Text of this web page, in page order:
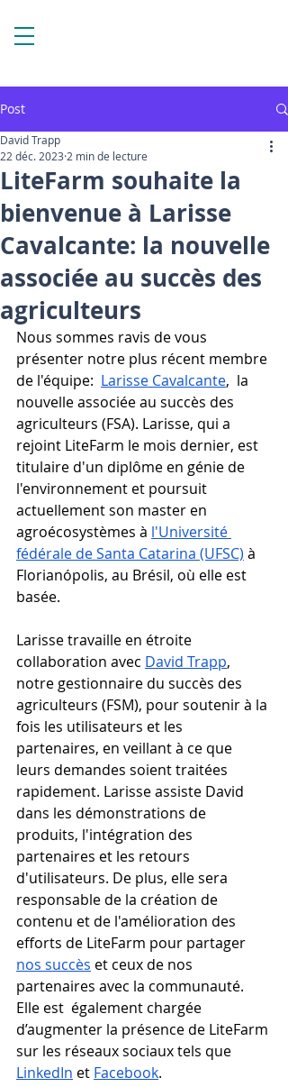
Post
LiteFarm souhaite la
bienvenue à Larisse
Cavalcante: la nouvelle
associée au succès des
agriculteurs
David Trapp
22 déc. 2023 2 min de lecture
Nous sommes ravis de vous
présenter notre plus récent membre
de l'équipe: Larisse Cavalcante,  la
nouvelle associée au succès des
agriculteurs (FSA). Larisse, qui a
rejoint LiteFarm le mois dernier, est
titulaire d'un diplôme en génie de
l'environnement et poursuit
actuellement son master en
agroécosystèmes à l'Université
fédérale de Santa Catarina (UFSC) à
Florianópolis, au Brésil, où elle est
basée.
Larisse travaille en étroite
collaboration avec David Trapp,
notre gestionnaire du succès des
agriculteurs (FSM), pour soutenir à la
fois les utilisateurs et les
partenaires, en veillant à ce que
leurs demandes soient traitées
rapidement. Larisse assiste David
dans les démonstrations de
produits, l'intégration des
partenaires et les retours
d'utilisateurs. De plus, elle sera
responsable de la création de
contenu et de l'amélioration des
efforts de LiteFarm pour partager
nos succès et ceux de nos
partenaires avec la communauté.
Elle est  également chargée
d’augmenter la présence de LiteFarm
sur les réseaux sociaux tels que
LinkedIn et Facebook.